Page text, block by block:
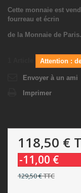
Cette monnaie est
fourreau et écrin
de la Monnaie de Paris.
Attention :
Envoyer à un ami
Imprimer
118,50 €
-11,00 €
129,50 €TTC